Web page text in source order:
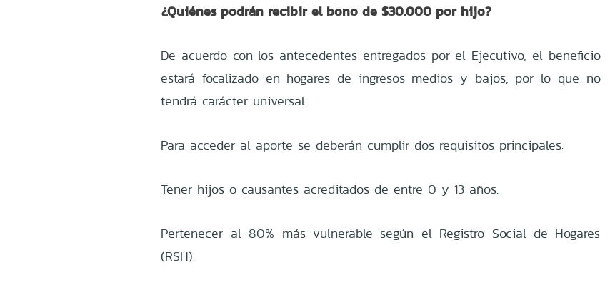
¿Quiénes podrán recibir el bono de $30.000 por hijo?
De acuerdo con los antecedentes entregados por el Ejecutivo, el beneficio
estará focalizado en hogares de ingresos medios y bajos, por lo que no
tendrá carácter universal.
Para acceder al aporte se deberán cumplir dos requisitos principales:
Tener hijos o causantes acreditados de entre 0 y 13 años.
Pertenecer al 80% más vulnerable según el Registro Social de Hogares
(RSH).